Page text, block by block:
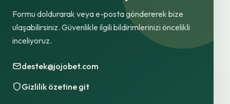
Formu doldurarak veya e-posta göndererek bize
ulaşabilirsiniz. Güvenlikle ilgili bildirimlerinizi öncelikli
inceliyoruz.
destek@jojobet.com
Gizlilik özetine git